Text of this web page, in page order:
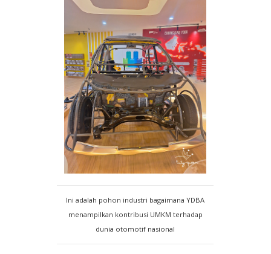
Ini adalah pohon industri bagaimana YDBA
menampilkan kontribusi UMKM terhadap
dunia otomotif nasional